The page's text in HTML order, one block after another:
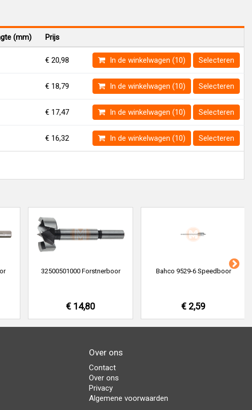
(mm) Prijs
€ 20,98 In de winkelwagen (10) Selecteren
€ 18,79 In de winkelwagen (10) Selecteren
€ 17,47 In de winkelwagen (10) Selecteren
€ 16,32 In de winkelwagen (10) Selecteren
32500501000 Forstnerboor
€ 14,80
Bahco 9529-6 Speedboor
€ 2,59
Over ons
Contact
Over ons
Privacy
Algemene voorwaarden